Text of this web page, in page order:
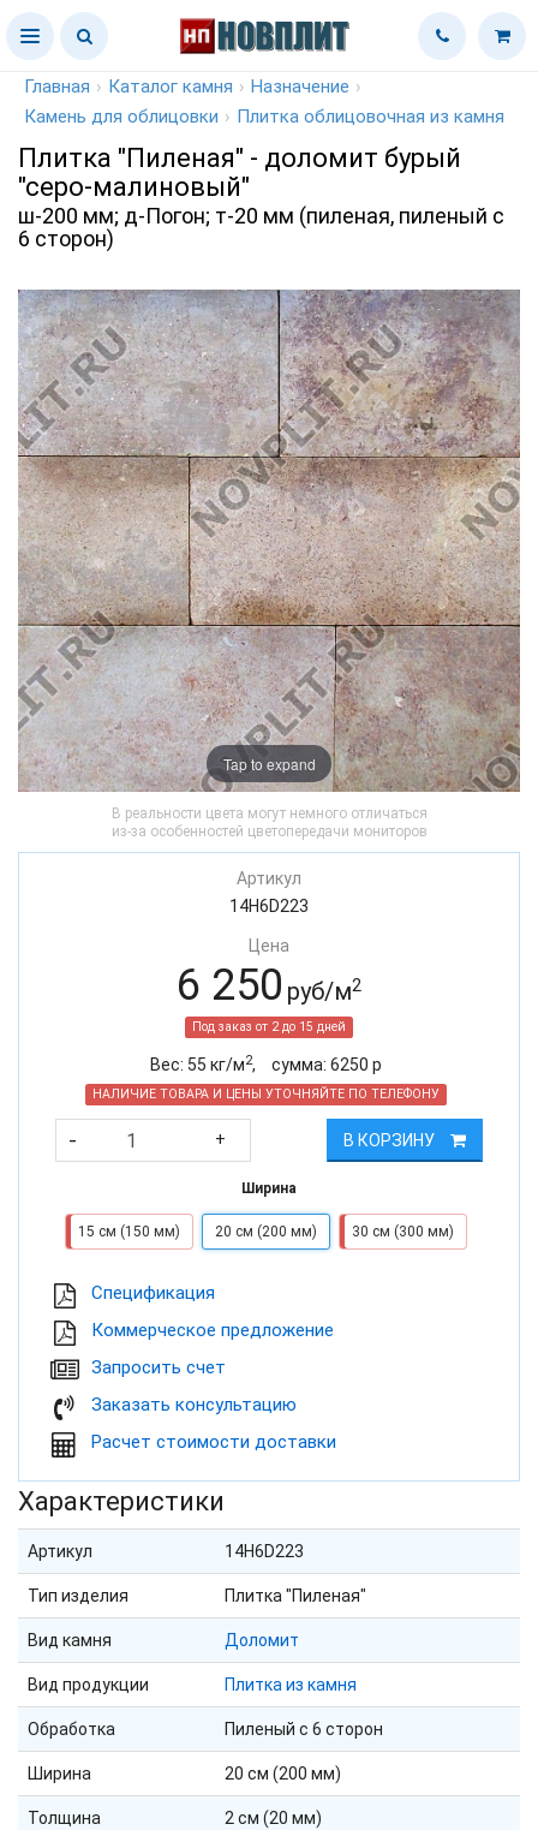
Главная › Каталог камня › Назначение ›
Камень для облицовки › Плитка облицовочная из камня
Плитка "Пиленая" - доломит бурый
"серо-малиновый"
ш-200 мм; д-Погон; т-20 мм (пиленая, пиленый с
6 сторон)
Tap to expand
В реальности цвета могут немного отличаться
из-за особенностей цветопередачи мониторов
Артикул
14H6D223
Цена
6 250 руб/м2
Под заказ от 2 до 15 дней
Вес: 55 кг/м2, cумма: 6250 р
НАЛИЧИЕ ТОВАРА И ЦЕНЫ УТОЧНЯЙТЕ ПО ТЕЛЕФОНУ
- + В КОРЗИНУ
Ширина
15 см (150 мм) 20 см (200 мм) 30 см (300 мм)
Cпецификация
Коммерческое предложение
Запросить счет
Заказать консультацию
Расчет стоимости доставки
Характеристики
Артикул 14H6D223
Тип изделия Плитка "Пиленая"
Вид камня Доломит
Вид продукции Плитка из камня
Обработка Пиленый с 6 сторон
Ширина 20 см (200 мм)
Толщина 2 см (20 мм)